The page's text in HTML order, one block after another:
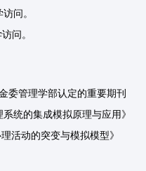
问。
问。
委管理学部认定的重要期刊
统的集成模拟原理与应用》
活动的突变与模拟模型》